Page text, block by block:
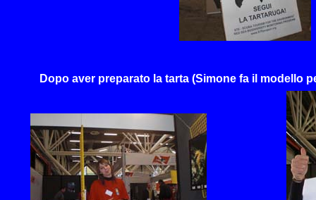
Dopo aver preparato la tarta (Simone fa il modello